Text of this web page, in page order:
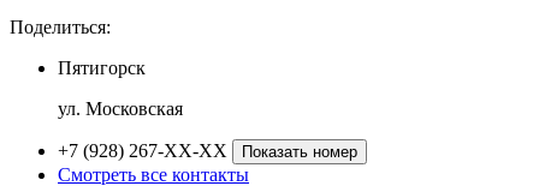
Поделиться:
Пятигорск
ул. Московская
+7 (928) 267-XX-XX Показать номер
Смотреть все контакты